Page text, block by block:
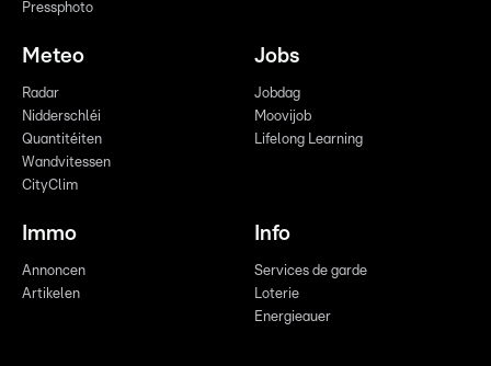
Pressphoto
Meteo
Radar
Nidderschléi
Quantitéiten
Wandvitessen
CityClim
Jobs
Jobdag
Moovijob
Lifelong Learning
Immo
Annoncen
Artikelen
Info
Services de garde
Loterie
Energieauer